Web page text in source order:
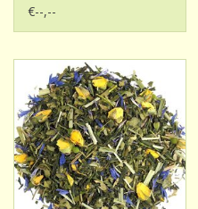
€--,--